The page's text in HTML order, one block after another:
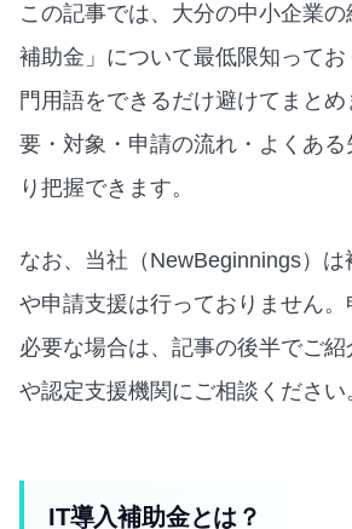
この記事では、大分の中小企業
補助金」について最低限知って
門用語をできるだけ避けてまと
要・対象・申請の流れ・よくあ
り把握できます。
なお、当社（NewBeginnings）
や申請支援は行っておりません
必要な場合は、記事の後半でご
や認定支援機関にご相談ください
IT導入補助金とは？